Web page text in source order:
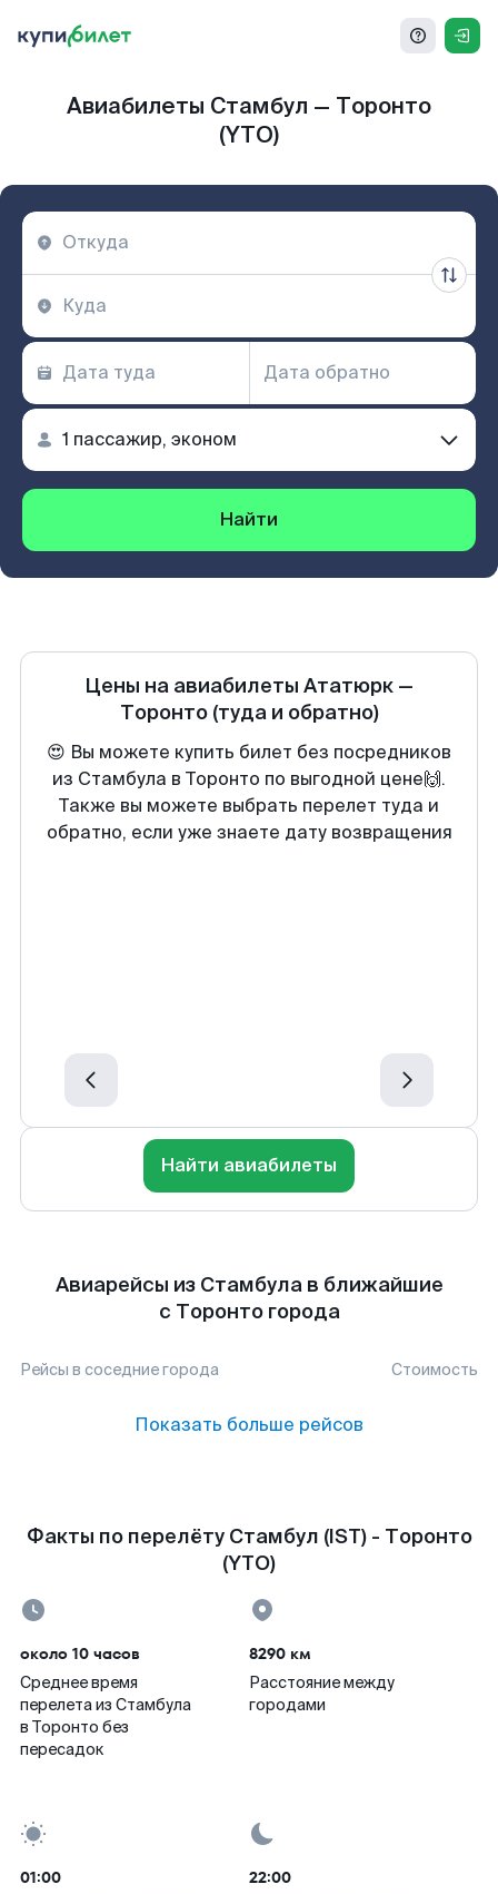
Авиабилеты Стамбул — Торонто
(YTO)
Найти
Цены на авиабилеты Ататюрк —
Торонто (туда и обратно)
😍 Вы можете купить билет без посредников
из Стамбула в Торонто по выгодной цене🙌.
Также вы можете выбрать перелет туда и
обратно, если уже знаете дату возвращения
Найти авиабилеты
Авиарейсы из Стамбула в ближайшие
с Торонто города
Рейсы в соседние города Стоимость
Показать больше рейсов
Факты по перелёту Стамбул (IST) - Торонто
(YTO)
около 10 часов
Среднее время
перелета из Стамбула
в Торонто без
пересадок
8290 км
Расстояние между
городами
01:00 22:00